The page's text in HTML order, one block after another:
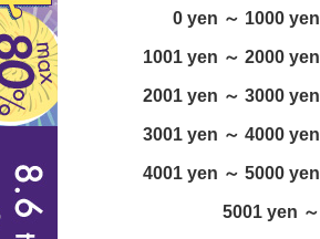
0 yen ～ 1000 yen
1001 yen ～ 2000 yen
2001 yen ～ 3000 yen
3001 yen ～ 4000 yen
4001 yen ～ 5000 yen
5001 yen ～